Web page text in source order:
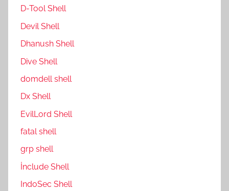
D-Tool Shell
Devil Shell
Dhanush Shell
Dive Shell
domdell shell
Dx Shell
EvilLord Shell
fatal shell
grp shell
İnclude Shell
IndoSec Shell